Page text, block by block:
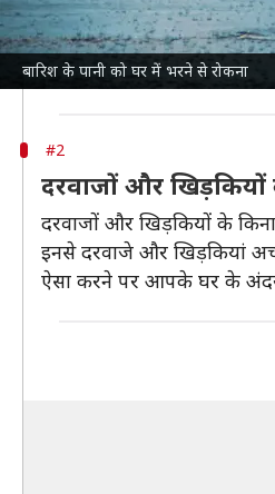
बारिश के पानी को घर में भरने से रोकना
पानी निकालने की व्यवस्था
अगर किसी कारण से नाली बंद
इनसे पानी को जमीन में सोखने
#2
दरवाजों और
दरवाजों और खिड़कियों के
इनसे दरवाजे और खिड़कियां
ऐसा करने पर आपके घर के अंदर